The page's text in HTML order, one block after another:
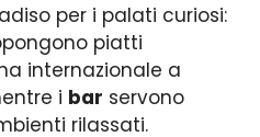
per i palati curiosi:
piatti
internazionale a
i bar servono
rilassati.